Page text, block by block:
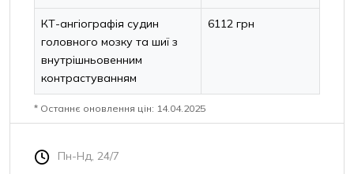
КТ-ангіографія судин
головного мозку та шиї з
внутрішньовенним
контрастуванням
6112 грн
* Останнє оновлення цін: 14.04.2025
Пн-Нд, 24/7